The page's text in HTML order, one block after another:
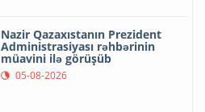
Nazir Qazaxıstanın Prezident
Administrasiyası rəhbərinin
müavini ilə görüşüb
05-08-2026